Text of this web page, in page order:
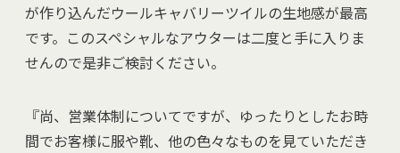
が作り込んだウールキャバリーツイルの生地感が最高
です。このスペシャルなアウターは二度と手に入りま
せんので是非ご検討ください。
『尚、営業体制についてですが、ゆったりとしたお時
間でお客様に服や靴、他の色々なものを見ていただき